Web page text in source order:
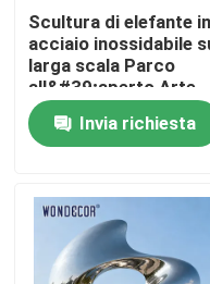
Prodotti
Chi siamo
Fatory Tour
Controllo di qualità
Scultura di elefante in
acciaio inossidabile
larga scala Parco
all&#39;aperto Arte
animale in metallo
Invia richiesta